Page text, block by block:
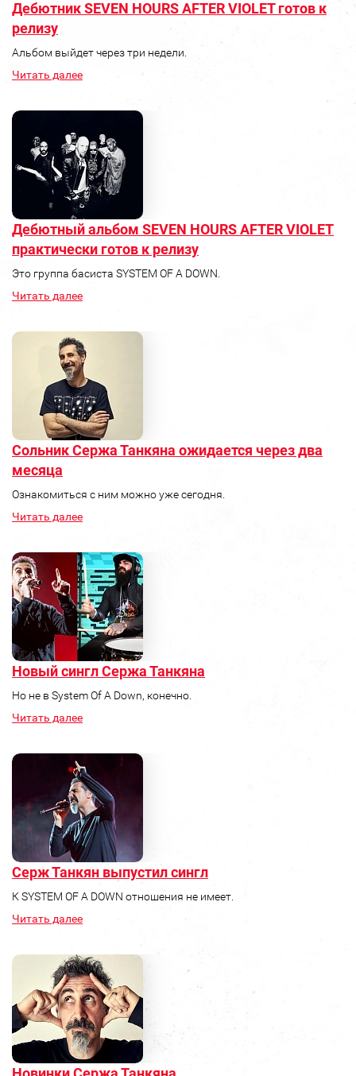
Дебютник SEVEN HOURS AFTER VIOLET готов к
релизу
Альбом выйдет через три недели.
Читать далее
Дебютный альбом SEVEN HOURS AFTER VIOLET
практически готов к релизу
Это группа басиста SYSTEM OF A DOWN.
Читать далее
Сольник Сержа Танкяна ожидается через два
месяца
Ознакомиться с ним можно уже сегодня.
Читать далее
Новый сингл Сержа Танкяна
Но не в System Of A Down, конечно.
Читать далее
Серж Танкян выпустил сингл
К SYSTEM OF A DOWN отношения не имеет.
Читать далее